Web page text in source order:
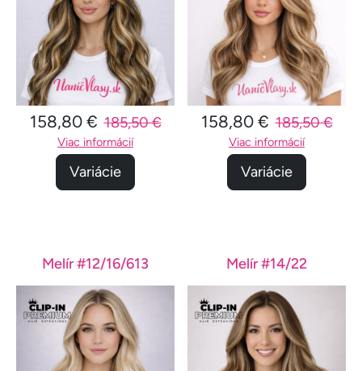
158,80 € 185,50 €
Viac informácií
Variácie
158,80 € 185,50 €
Viac informácií
Variácie
Melír #12/16/613 Melír #14/22